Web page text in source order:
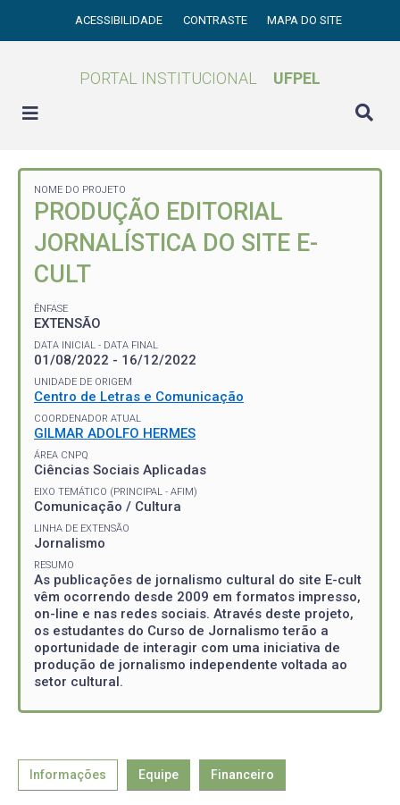
ACESSIBILIDADE CONTRASTE MAPA DO SITE
PORTAL INSTITUCIONAL UFPEL
NOME DO PROJETO
PRODUÇÃO EDITORIAL
JORNALÍSTICA DO SITE E-
CULT
ÊNFASE
EXTENSÃO
DATA INICIAL - DATA FINAL
01/08/2022 - 16/12/2022
UNIDADE DE ORIGEM
Centro de Letras e Comunicação
COORDENADOR ATUAL
GILMAR ADOLFO HERMES
ÁREA CNPQ
Ciências Sociais Aplicadas
EIXO TEMÁTICO (PRINCIPAL - AFIM)
Comunicação / Cultura
LINHA DE EXTENSÃO
Jornalismo
RESUMO
As publicações de jornalismo cultural do site E-cult
vêm ocorrendo desde 2009 em formatos impresso,
on-line e nas redes sociais. Através deste projeto,
os estudantes do Curso de Jornalismo terão a
oportunidade de interagir com uma iniciativa de
produção de jornalismo independente voltada ao
setor cultural.
Informações Equipe Financeiro